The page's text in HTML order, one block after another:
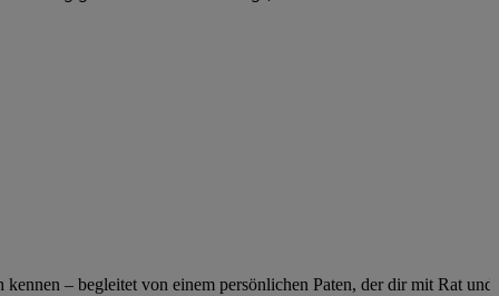
– begleitet von einem persönlichen Paten, der dir mit Rat und
Zwecke
Informationen,
Verwendung